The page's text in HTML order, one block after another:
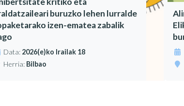
buruzko lehen lurralde
izen-ematea zabalik
Data: 2026(e)ko Irailak 18
Herria: Bilbao